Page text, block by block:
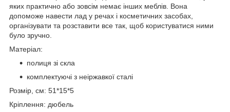
яких практично або зовсім немає інших меблів. Вона
допоможе навести лад у речах і косметичних засобах,
організувати та розставити все так, щоб користуватися ними
було зручно.
Матеріал:
полиця зі скла
комплектуючі з неіржавкої сталі
Розмір, см: 51*15*5
Кріплення: дюбель